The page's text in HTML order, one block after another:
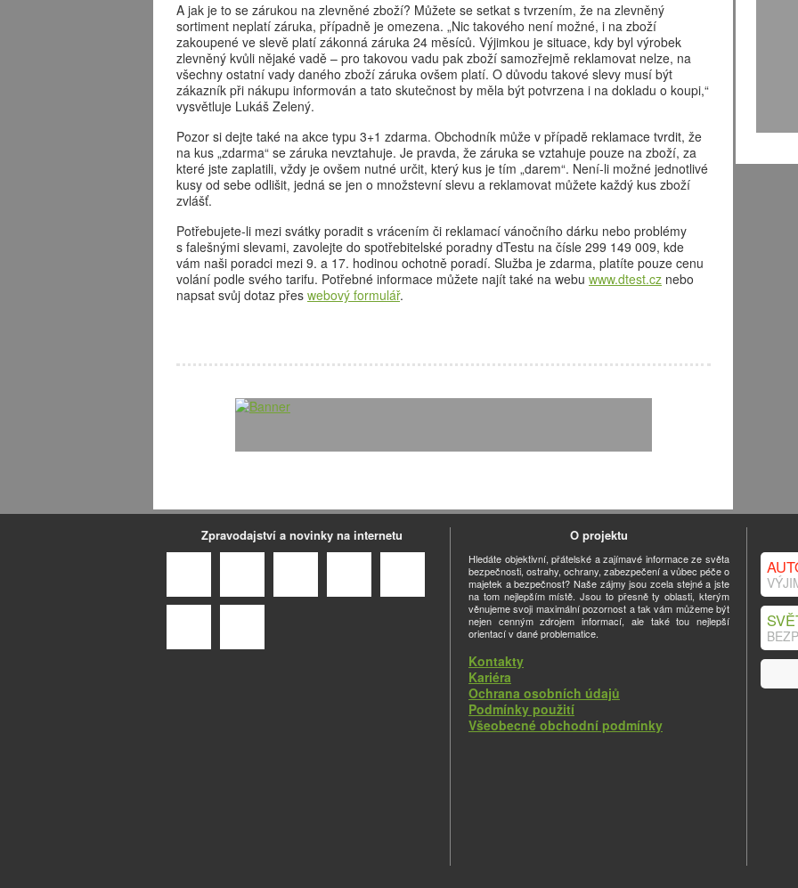
A jak je to se zárukou na zlevněné zboží? Můžete se setkat s tvrzením, že na zlevněný
sortiment neplatí záruka, případně je omezena. „Nic takového není možné, i na zboží
zakoupené ve slevě platí zákonná záruka 24 měsíců. Výjimkou je situace, kdy byl výrobek
zlevněný kvůli nějaké vadě – pro takovou vadu pak zboží samozřejmě reklamovat nelze, na
všechny ostatní vady daného zboží záruka ovšem platí. O důvodu takové slevy musí být
zákazník při nákupu informován a tato skutečnost by měla být potvrzena i na dokladu o koupi,“
vysvětluje Lukáš Zelený.
Pozor si dejte také na akce typu 3+1 zdarma. Obchodník může v případě reklamace tvrdit, že
na kus „zdarma“ se záruka nevztahuje. Je pravda, že záruka se vztahuje pouze na zboží, za
které jste zaplatili, vždy je ovšem nutné určit, který kus je tím „darem“. Není-li možné jednotlivé
kusy od sebe odlišit, jedná se jen o množstevní slevu a reklamovat můžete každý kus zboží
zvlášť.
Potřebujete-li mezi svátky poradit s vrácením či reklamací vánočního dárku nebo problémy
s falešnými slevami, zavolejte do spotřebitelské poradny dTestu na čísle 299 149 009, kde
vám naši poradci mezi 9. a 17. hodinou ochotně poradí. Služba je zdarma, platíte pouze cenu
volání podle svého tarifu. Potřebné informace můžete najít také na webu www.dtest.cz nebo
napsat svůj dotaz přes webový formulář.
Zpravodajství a novinky na internetu O projektu
Hledáte objektivní, přátelské a zajímavé informace ze světa
bezpečnosti, ostrahy, ochrany, zabezpečení a vůbec péče o
majetek a bezpečnost? Naše zájmy jsou zcela stejné a jste
na tom nejlepším místě. Jsou to přesně ty oblasti, kterým
věnujeme svoji maximální pozornost a tak vám můžeme být
nejen cenným zdrojem informací, ale také tou nejlepší
orientací v dané problematice.
Kontakty
Kariéra
Ochrana osobních údajů
Podmínky použití
Všeobecné obchodní podmínky